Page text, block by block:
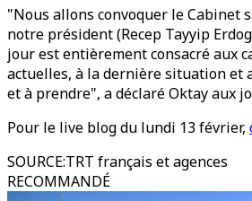
"Nous allons convoquer le Cabinet
notre président (Recep Tayyip
jour est entièrement consacré aux
actuelles, à la dernière situation et
et à prendre", a déclaré Oktay aux
Pour le live blog du lundi 13 février,
SOURCE:TRT français et agences
RECOMMANDÉ